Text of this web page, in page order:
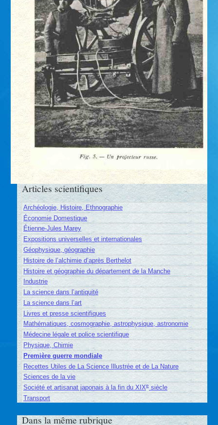
Articles scientifiques
Archéologie, Histoire, Ethnographie
Économie Domestique
Étienne-Jules Marey
Expositions universelles et internationales
Géophysique, géographie
Histoire de l’alchimie d’après Berthelot
Histoire et géographie du département de la Manche
Industrie
La science dans l’antiquité
La science dans l’art
Livres et presse scientifiques
Mathématiques, cosmographie, astrophysique, astronomie
Médecine légale et police scientifique
Physique, Chimie
Première guerre mondiale
Recettes Utiles de La Science Illustrée et de La Nature
Sciences de la vie
Société et artisanat japonais à la fin du XIXesiècle
Transport
Dans la même rubrique